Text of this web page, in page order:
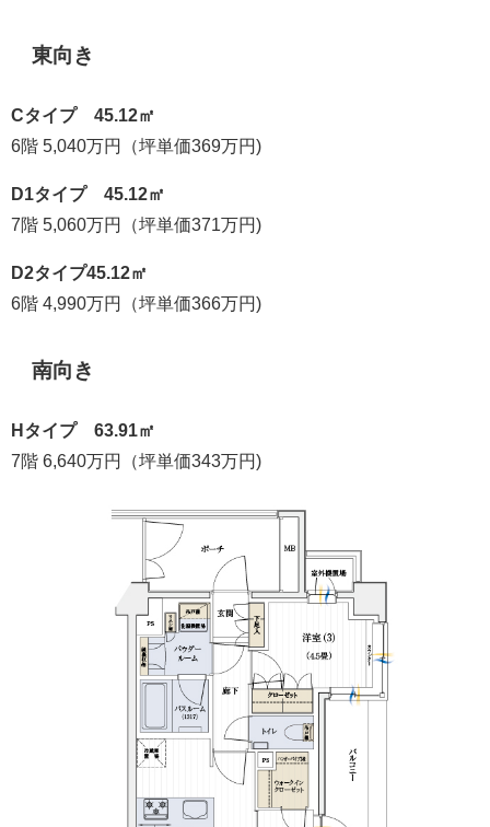
東向き
Cタイプ 45.12㎡
6階 5,040万円（坪単価369万円)
D1タイプ 45.12㎡
7階 5,060万円（坪単価371万円)
D2タイプ45.12㎡
6階 4,990万円（坪単価366万円)
南向き
Hタイプ 63.91㎡
7階 6,640万円（坪単価343万円)